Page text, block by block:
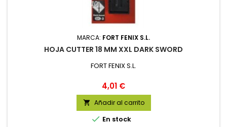
MARCA: FORT FENIX S.L.
HOJA CUTTER 18 MM XXL DARK SWORD
FORT FENIX S.L.
Precio
4,01 €
 Añadir al carrito
 En stock